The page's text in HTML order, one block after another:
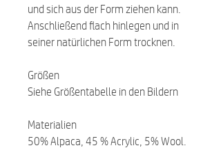
und sich aus der Form ziehen kann.
Anschließend flach hinlegen und in
seiner natürlichen Form trocknen.
Größen
Siehe Größentabelle in den Bildern
Materialien
50% Alpaca, 45 % Acrylic, 5% Wool.